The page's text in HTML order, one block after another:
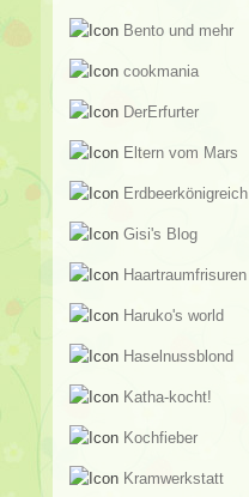
Bento und mehr
cookmania
DerErfurter
Eltern vom Mars
Erdbeerkönigreich
Gisi's Blog
Haartraumfrisuren
Haruko's world
Haselnussblond
Katha-kocht!
Kochfieber
Kramwerkstatt